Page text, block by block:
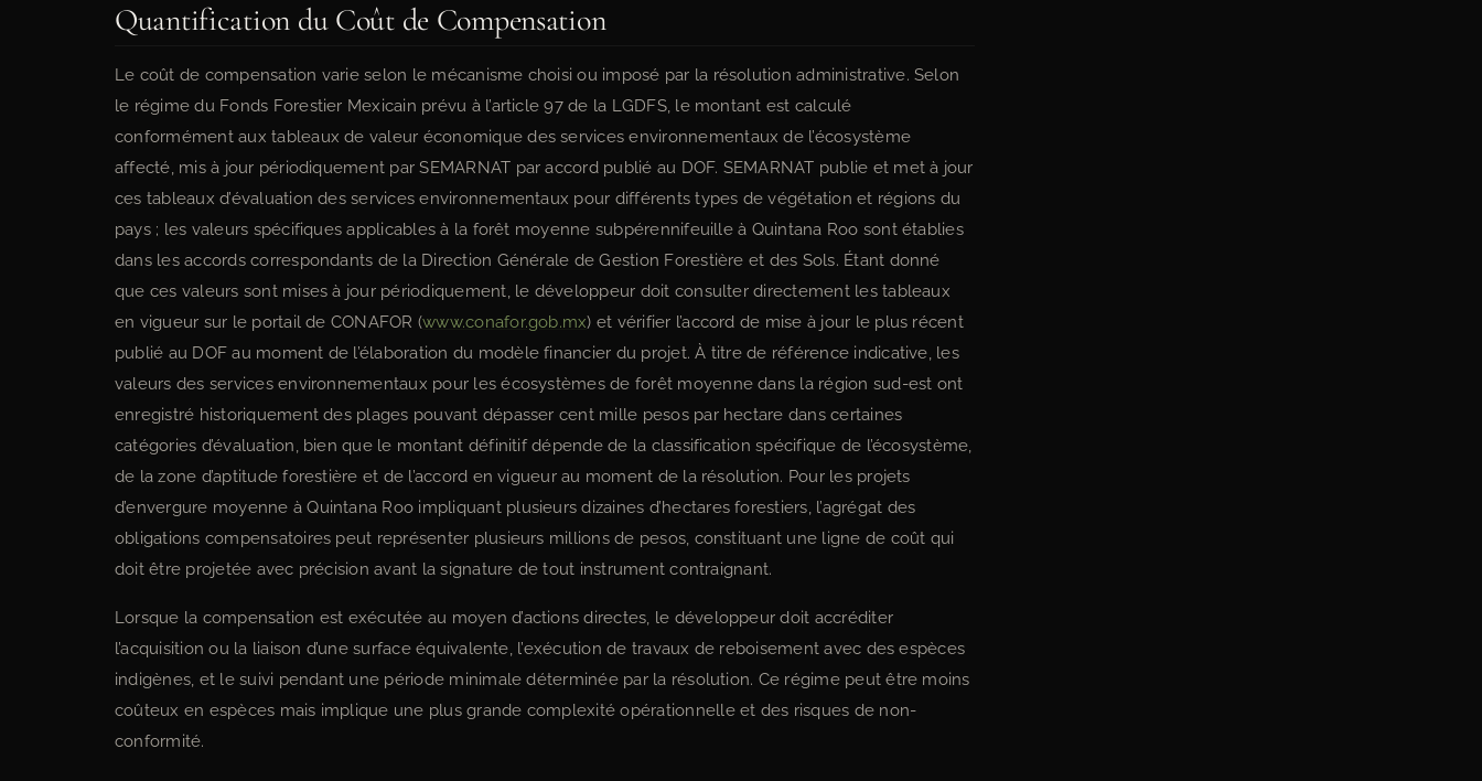
Quantification du Coût de Compensation
Le coût de compensation varie selon le mécanisme choisi ou imposé par la résolution administrative. Selon
le régime du Fonds Forestier Mexicain prévu à l’article 97 de la LGDFS, le montant est calculé
conformément aux tableaux de valeur économique des services environnementaux de l’écosystème
affecté, mis à jour périodiquement par SEMARNAT par accord publié au DOF. SEMARNAT publie et met à jour
ces tableaux d’évaluation des services environnementaux pour différents types de végétation et régions du
pays ; les valeurs spécifiques applicables à la forêt moyenne subpérennifeuille à Quintana Roo sont établies
dans les accords correspondants de la Direction Générale de Gestion Forestière et des Sols. Étant donné
que ces valeurs sont mises à jour périodiquement, le développeur doit consulter directement les tableaux
en vigueur sur le portail de CONAFOR (www.conafor.gob.mx) et vérifier l’accord de mise à jour le plus récent
publié au DOF au moment de l’élaboration du modèle financier du projet. À titre de référence indicative, les
valeurs des services environnementaux pour les écosystèmes de forêt moyenne dans la région sud-est ont
enregistré historiquement des plages pouvant dépasser cent mille pesos par hectare dans certaines
catégories d’évaluation, bien que le montant définitif dépende de la classification spécifique de l’écosystème,
de la zone d’aptitude forestière et de l’accord en vigueur au moment de la résolution. Pour les projets
d’envergure moyenne à Quintana Roo impliquant plusieurs dizaines d’hectares forestiers, l’agrégat des
obligations compensatoires peut représenter plusieurs millions de pesos, constituant une ligne de coût qui
doit être projetée avec précision avant la signature de tout instrument contraignant.
Lorsque la compensation est exécutée au moyen d’actions directes, le développeur doit accréditer
l’acquisition ou la liaison d’une surface équivalente, l’exécution de travaux de reboisement avec des espèces
indigènes, et le suivi pendant une période minimale déterminée par la résolution. Ce régime peut être moins
coûteux en espèces mais implique une plus grande complexité opérationnelle et des risques de non-
conformité.